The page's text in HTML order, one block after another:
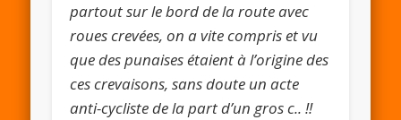
partout sur le bord de la route avec
roues crevées, on a vite compris et vu
que des punaises étaient à l’origine des
ces crevaisons, sans doute un acte
anti-cycliste de la part d’un gros c.. !!